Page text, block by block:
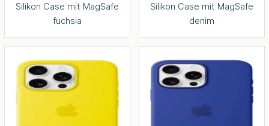
Silikon Case mit MagSafe
fuchsia
Silikon Case mit MagSafe
denim